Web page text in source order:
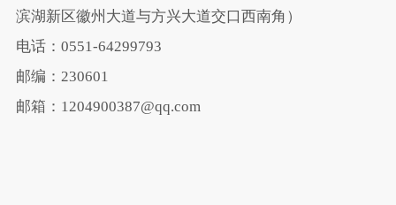
滨湖新区徽州大道与方兴大道交口西南角）
电话：0551-64299793
邮编：230601
邮箱：1204900387@qq.com